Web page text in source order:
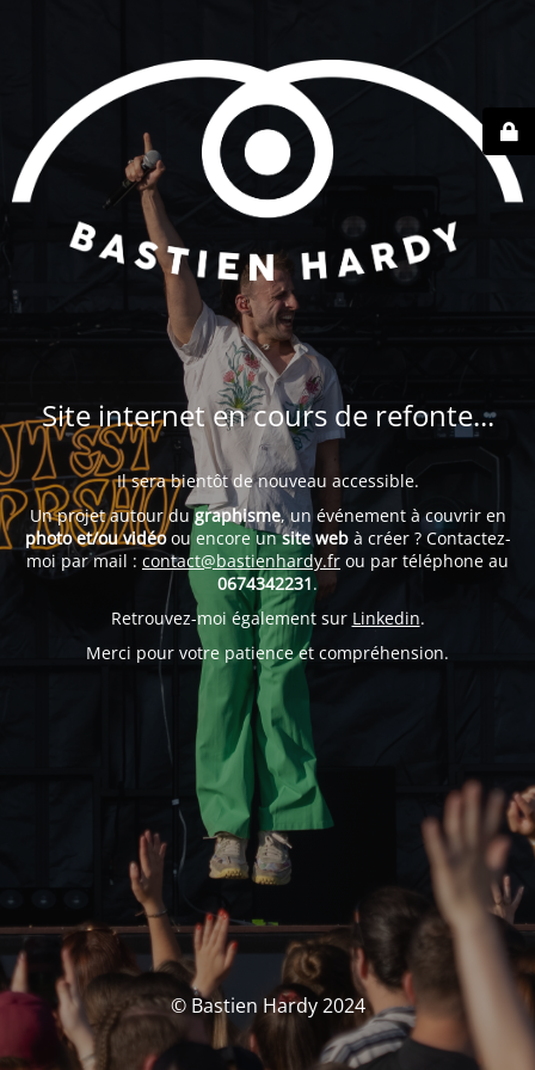
Site internet en cours de refonte...
Il sera bientôt de nouveau accessible.
Un projet autour dugraphisme, un événement à couvrir en
photo et/ou vidéoou encore unsite webà créer ? Contactez-
moi par mail : contact@bastienhardy.fr ou par téléphone au
0674342231.
Retrouvez-moi également sur Linkedin.
Merci pour votre patience et compréhension.
© Bastien Hardy 2024